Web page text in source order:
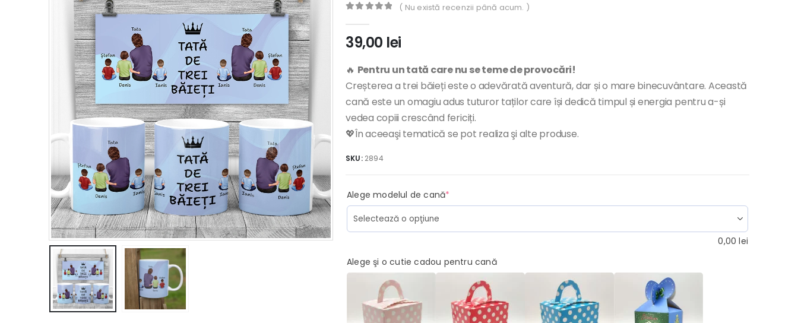
( Nu există recenzii până acum. )
39,00 lei
🔥 Pentru un tată care nu se teme de provocări!
Creșterea a trei băieți este o adevărată aventură, dar și o mare binecuvântare. Această
cană este un omagiu adus tuturor taților care își dedică timpul și energia pentru a-și
vedea copiii crescând fericiți.
💖În aceeaşi tematică se pot realiza şi alte produse.
SKU: 2894
Alege modelul de cană*
0,00lei
Alege şi o cutie cadou pentru cană